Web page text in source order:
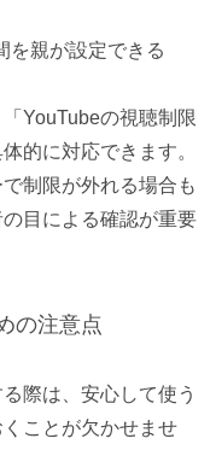
を親が設定できる
YouTubeの視聴制限
的に対応できます。
制限が外れる場合も
目による確認が重要
の注意点
際は、安心して使う
ことが欠かせませ